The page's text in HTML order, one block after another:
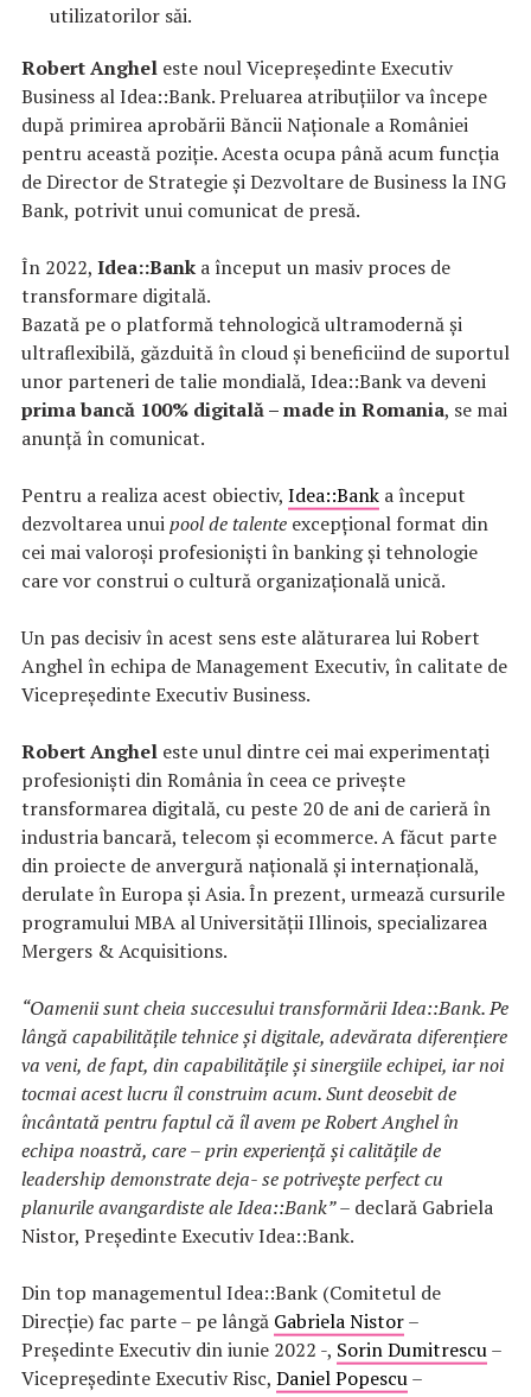
utilizatorilor săi.
Robert Anghel este noul Vicepreședinte Executiv
Business al Idea::Bank. Preluarea atribuțiilor va începe
după primirea aprobării Băncii Naționale a României
pentru această poziție. Acesta ocupa până acum funcția
de Director de Strategie și Dezvoltare de Business la ING
Bank, potrivit unui comunicat de presă.
În 2022, Idea::Bank a început un masiv proces de
transformare digitală.
Bazată pe o platformă tehnologică ultramodernă și
ultraflexibilă, găzduită în cloud și beneficiind de suportul
unor parteneri de talie mondială, Idea::Bank va deveni
prima bancă 100% digitală – made in Romania, se mai
anunță în comunicat.
Pentru a realiza acest obiectiv, Idea::Bank a început
dezvoltarea unui pool de talente excepțional format din
cei mai valoroși profesioniști în banking și tehnologie
care vor construi o cultură organizațională unică.
Un pas decisiv în acest sens este alăturarea lui Robert
Anghel în echipa de Management Executiv, în calitate de
Vicepreședinte Executiv Business.
Robert Anghel este unul dintre cei mai experimentați
profesioniști din România în ceea ce privește
transformarea digitală, cu peste 20 de ani de carieră în
industria bancară, telecom și ecommerce. A făcut parte
din proiecte de anvergură națională și internațională,
derulate în Europa și Asia. În prezent, urmează cursurile
programului MBA al Universității Illinois, specializarea
Mergers & Acquisitions.
“Oamenii sunt cheia succesului transformăriiIdea::Bank. Pe
lângă capabilitățile tehnice și digitale, adevărata diferențiere
va veni, de fapt, din capabilitățile și sinergiile echipei, iar noi
tocmai acest lucru îl construim acum. Sunt deosebit de
încântată pentru faptul că îl avem pe Robert Anghel în
echipa noastră, care – prin experiență și calitățile de
leadership demonstrate deja- se potrivește perfect cu
planurile avangardiste ale Idea::Bank”– declară Gabriela
Nistor, Președinte Executiv Idea::Bank.
Din top managementul Idea::Bank (Comitetul de
Direcție) fac parte – pe lângă Gabriela Nistor–
Președinte Executiv din iunie 2022 -, Sorin Dumitrescu –
Vicepreședinte Executiv Risc, Daniel Popescu –